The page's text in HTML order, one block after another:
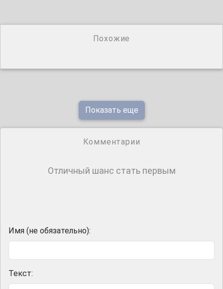
Похожие
Показать еще
Комментарии
Отличный шанс стать первым
Имя (не обязательно):
Текст: